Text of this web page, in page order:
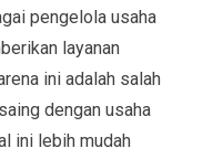
pengelola usaha
layanan
ini adalah salah
dengan usaha
ini lebih mudah